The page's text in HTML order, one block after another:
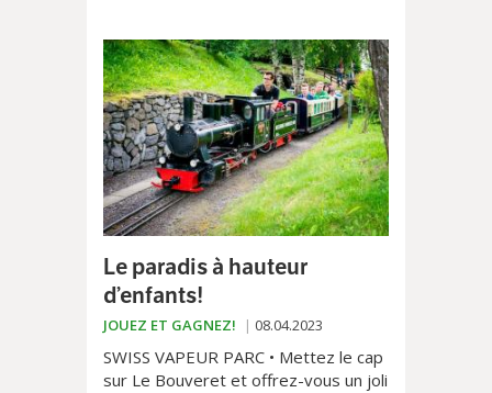
Le paradis à hauteur
d’enfants!
JOUEZ ET GAGNEZ! 08.04.2023
SWISS VAPEUR PARC • Mettez le cap
sur Le Bouveret et offrez-vous un joli